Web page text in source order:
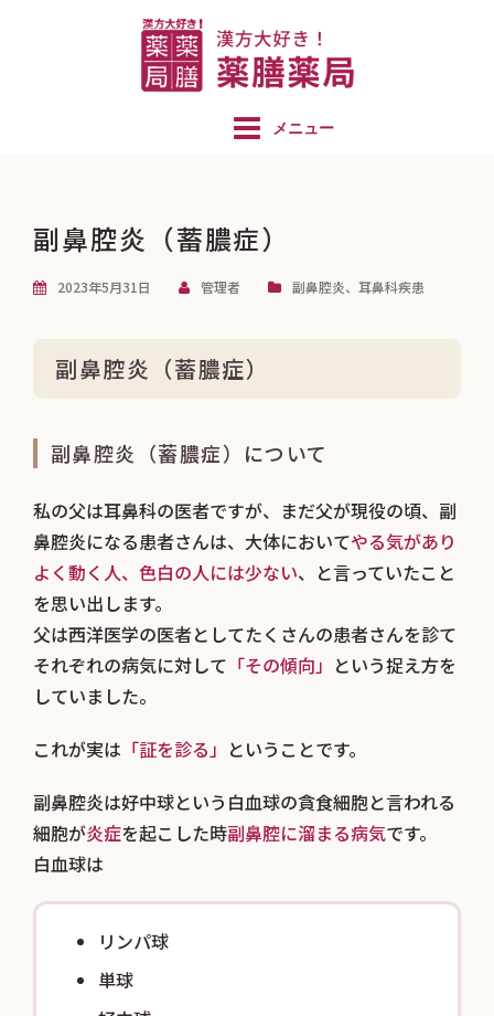
副鼻腔炎（蓄膿症）
2023年5月31日 管理者 副鼻腔炎、 耳鼻科疾患
副鼻腔炎（蓄膿症）
副鼻腔炎（蓄膿症）について
私の父は耳鼻科の医者ですが、まだ父が現役の頃、副
鼻腔炎になる患者さんは、大体においてやる気があり
よく動く人、色白の人には少ない、と言っていたこと
を思い出します。
父は西洋医学の医者としてたくさんの患者さんを診て
それぞれの病気に対して 「その傾向」 という捉え方を
していました。
これが実は 「証を診る」 ということです。
副鼻腔炎は好中球という白血球の貪食細胞と言われる
細胞が炎症を起こした時副鼻腔に溜まる病気です。
白血球は
リンパ球
単球